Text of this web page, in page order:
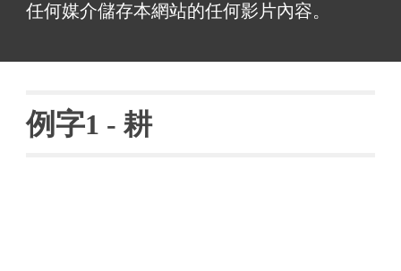
任何媒介儲存本網站的任何影片內容。
例字1 - 耕